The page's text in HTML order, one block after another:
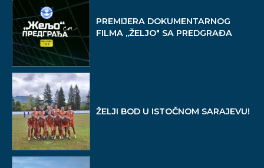
PREMIJERA DOKUMENTARNOG
FILMA ,,ŽELJO" SA PREDGRAĐA
ŽELJI BOD U ISTOČNOM SARAJEVU!